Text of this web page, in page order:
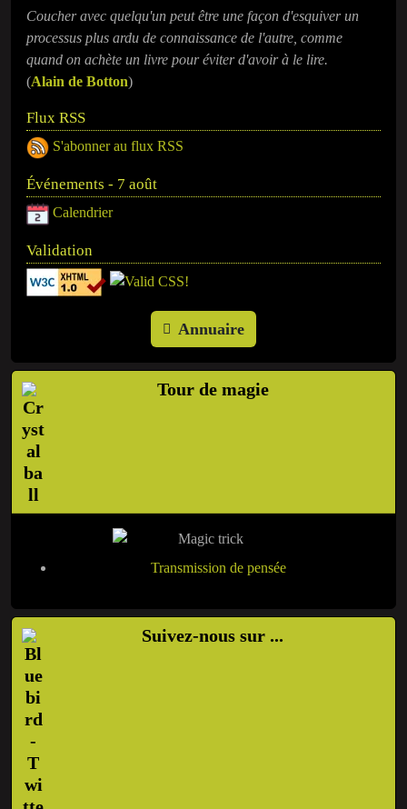
Coucher avec quelqu'un peut être une façon d'esquiver un
processus plus ardu de connaissance de l'autre, comme
quand on achète un livre pour éviter d'avoir à le lire.
(Alain de Botton)
Flux RSS
S'abonner au flux RSS
Événements - 7 août
Calendrier
Validation
Annuaire
Tour de magie
Transmission de pensée
Suivez-nous sur ...